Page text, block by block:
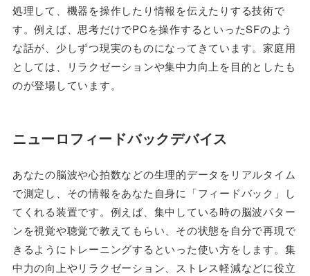
処理して、機器を操作したり情報を伝えたりする技術で
す。例えば、思考だけでPCを操作するといったSFのよう
な話が、少しずつ現実のものになってきています。家庭用
としては、リラクゼーションや集中力向上を目的としたも
のが登場しています。
ニューロフィードバックデバイス
あなたの脳波や心拍数などの生理的データをリアルタイム
で測定し、その情報をあなた自身に「フィードバック」し
てくれる装置です。例えば、集中している時の脳波パター
ンを視覚や聴覚で教えてもらい、その状態を自分で再現で
きるようにトレーニングするといった使い方をします。集
中力の向上やリラクゼーション、ストレス軽減などに役立